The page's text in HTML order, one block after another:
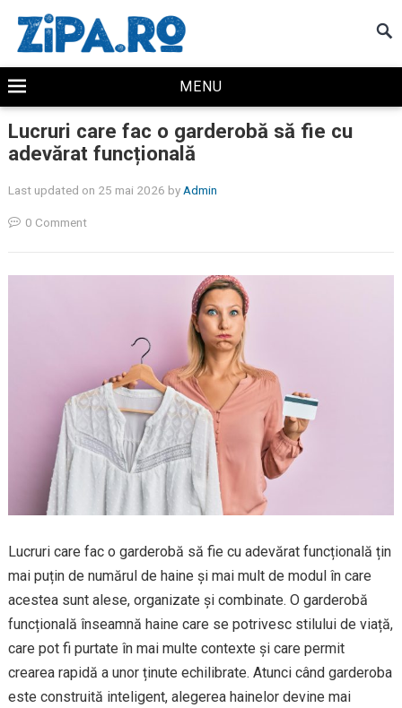
MENU
Lucruri care fac o garderobă să fie cu
adevărat funcțională
Last updated on 25 mai 2026 by Admin
0 Comment
Lucruri care fac o garderobă să fie cu adevărat funcțională țin
mai puțin de numărul de haine și mai mult de modul în care
acestea sunt alese, organizate și combinate. O garderobă
funcțională înseamnă haine care se potrivesc stilului de viață,
care pot fi purtate în mai multe contexte și care permit
crearea rapidă a unor ținute echilibrate. Atunci când garderoba
este construită inteligent, alegerea hainelor devine mai